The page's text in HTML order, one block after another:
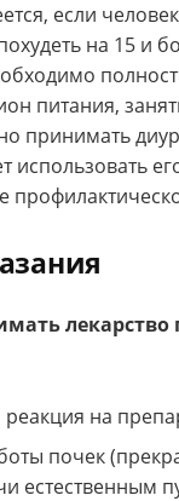
если
на 15 и
питания,
принимать
использовать
лекарство
реакция на
почек
естественным